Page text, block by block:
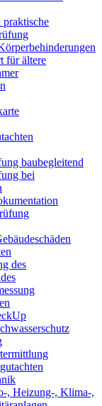
für ältere
baubegleitend
bei
des
, Heizung-, Klima-,